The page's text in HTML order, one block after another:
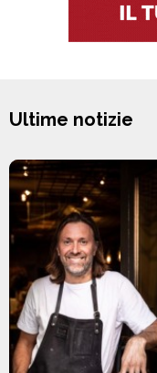
Ultime notizie